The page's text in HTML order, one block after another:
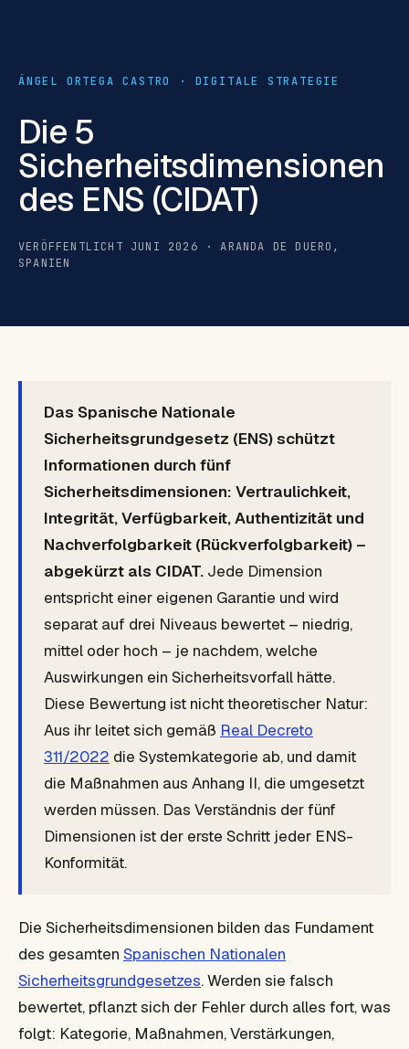
ÁNGEL ORTEGA CASTRO · DIGITALE STRATEGIE
Die 5
Sicherheitsdimensionen
des ENS (CIDAT)
VERÖFFENTLICHT JUNI 2026 · ARANDA DE DUERO,
SPANIEN
Das Spanische Nationale
Sicherheitsgrundgesetz (ENS) schützt
Informationen durch fünf
Sicherheitsdimensionen: Vertraulichkeit,
Integrität, Verfügbarkeit, Authentizität und
Nachverfolgbarkeit (Rückverfolgbarkeit) –
abgekürzt als CIDAT. Jede Dimension
entspricht einer eigenen Garantie und wird
separat auf drei Niveaus bewertet – niedrig,
mittel oder hoch – je nachdem, welche
Auswirkungen ein Sicherheitsvorfall hätte.
Diese Bewertung ist nicht theoretischer Natur:
Aus ihr leitet sich gemäß Real Decreto
311/2022 die Systemkategorie ab, und damit
die Maßnahmen aus Anhang II, die umgesetzt
werden müssen. Das Verständnis der fünf
Dimensionen ist der erste Schritt jeder ENS-
Konformität.
Die Sicherheitsdimensionen bilden das Fundament
des gesamten Spanischen Nationalen
Sicherheitsgrundgesetzes. Werden sie falsch
bewertet, pflanzt sich der Fehler durch alles fort, was
folgt: Kategorie, Maßnahmen, Verstärkungen,